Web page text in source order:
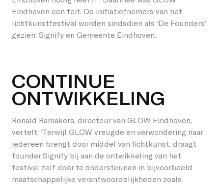
Eindhoven een feit. De initiatiefnemers van het
lichtkunstfestival worden sindsdien als ‘De Founders’
gezien: Signify en Gemeente Eindhoven.
CONTINUE
ONTWIKKELING
Ronald Ramakers, directeur van GLOW Eindhoven,
vertelt: ‘Terwijl GLOW vreugde en verwondering naar
iedereen brengt door middel van lichtkunst, draagt
founder Signify bij aan de ontwikkeling van het
festival zelf door te ondersteunen in bijvoorbeeld
maatschappelijke verantwoordelijkheden zoals